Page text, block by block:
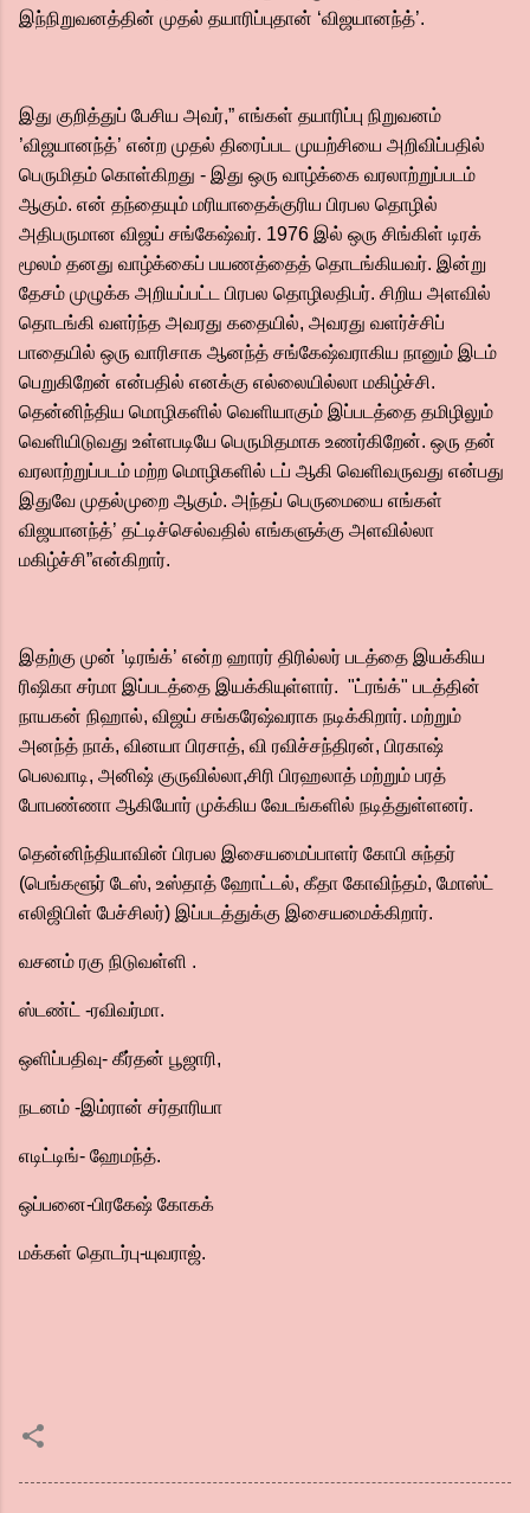
இந்நிறுவனத்தின் முதல் தயாரிப்புதான் ‘விஜயானந்த்’.
இது குறித்துப் பேசிய அவர்,” எங்கள் தயாரிப்பு நிறுவனம்
’விஜயானந்த்’ என்ற முதல் திரைப்பட முயற்சியை அறிவிப்பதில்
பெருமிதம் கொள்கிறது - இது ஒரு வாழ்க்கை வரலாற்றுப்படம்
ஆகும். என் தந்தையும் மரியாதைக்குரிய பிரபல தொழில்
அதிபருமான விஜய் சங்கேஷ்வர். 1976 இல் ஒரு சிங்கிள் டிரக்
மூலம் தனது வாழ்க்கைப் பயணத்தைத் தொடங்கியவர். இன்று
தேசம் முழுக்க அறியப்பட்ட பிரபல தொழிலதிபர். சிறிய அளவில்
தொடங்கி வளர்ந்த அவரது கதையில், அவரது வளர்ச்சிப்
பாதையில் ஒரு வாரிசாக ஆனந்த் சங்கேஷ்வராகிய நானும் இடம்
பெறுகிறேன் என்பதில் எனக்கு எல்லையில்லா மகிழ்ச்சி.
தென்னிந்திய மொழிகளில் வெளியாகும் இப்படத்தை தமிழிலும்
வெளியிடுவது உள்ளபடியே பெருமிதமாக உணர்கிறேன். ஒரு தன்
வரலாற்றுப்படம் மற்ற மொழிகளில் டப் ஆகி வெளிவருவது என்பது
இதுவே முதல்முறை ஆகும். அந்தப் பெருமையை எங்கள்
விஜயானந்த்’ தட்டிச்செல்வதில் எங்களுக்கு அளவில்லா
மகிழ்ச்சி”என்கிறார்.
இதற்கு முன் ’டிரங்க்’ என்ற ஹாரர் திரில்லர் படத்தை இயக்கிய
ரிஷிகா சர்மா இப்படத்தை இயக்கியுள்ளார். "ட்ரங்க்" படத்தின்
நாயகன் நிஹால், விஜய் சங்கரேஷ்வராக நடிக்கிறார். மற்றும்
அனந்த் நாக், வினயா பிரசாத், வி ரவிச்சந்திரன், பிரகாஷ்
பெலவாடி, அனிஷ் குருவில்லா,சிரி பிரஹலாத் மற்றும் பரத்
போபண்ணா ஆகியோர் முக்கிய வேடங்களில் நடித்துள்ளனர்.
தென்னிந்தியாவின் பிரபல இசையமைப்பாளர் கோபி சுந்தர்
(பெங்களூர் டேஸ், உஸ்தாத் ஹோட்டல், கீதா கோவிந்தம், மோஸ்ட்
எலிஜிபிள் பேச்சிலர்) இப்படத்துக்கு இசையமைக்கிறார்.
வசனம் ரகு நிடுவள்ளி .
ஸ்டண்ட் -ரவிவர்மா.
ஒளிப்பதிவு- கீர்தன் பூஜாரி,
நடனம் -இம்ரான் சர்தாரியா
எடிட்டிங்- ஹேமந்த்.
ஒப்பனை-பிரகேஷ் கோகக்
மக்கள் தொடர்பு-யுவராஜ்.